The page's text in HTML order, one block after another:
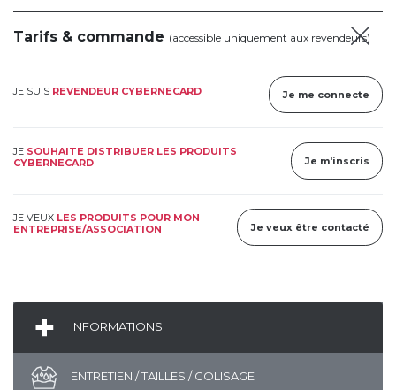
Tarifs & commande (accessible uniquement aux revendeurs)
JE SUIS REVENDEUR CYBERNECARD Je me connecte
JE SOUHAITE DISTRIBUER LES PRODUITS
CYBERNECARD
Je m'inscris
JE VEUX LES PRODUITS POUR MON
ENTREPRISE/ASSOCIATION
Je veux être contacté
INFORMATIONS
ENTRETIEN / TAILLES / COLISAGE